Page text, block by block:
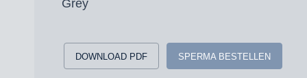
Grey
DOWNLOAD PDF SPERMA BESTELLEN